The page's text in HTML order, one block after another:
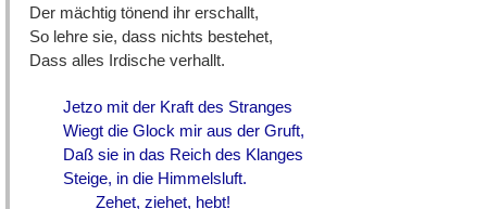
Der mächtig tönend ihr erschallt,
So lehre sie, dass nichts bestehet,
Dass alles Irdische verhallt.
Jetzo mit der Kraft des Stranges
Wiegt die Glock mir aus der Gruft,
Daß sie in das Reich des Klanges
Steige, in die Himmelsluft.
Zehet, ziehet, hebt!